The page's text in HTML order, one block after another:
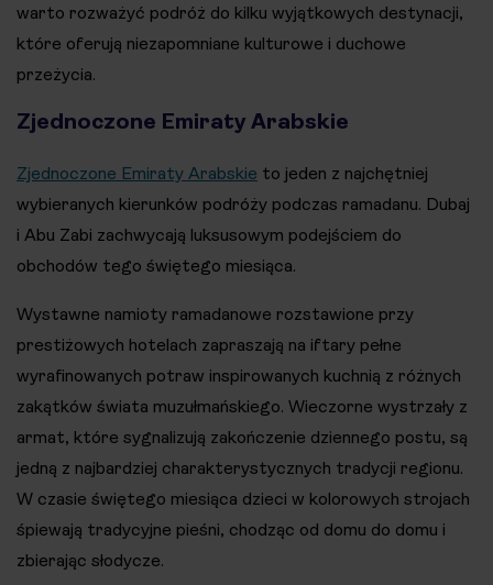
warto rozważyć podróż do kilku wyjątkowych destynacji,
które oferują niezapomniane kulturowe i duchowe
przeżycia.
Zjednoczone Emiraty Arabskie
Zjednoczone Emiraty Arabskie to jeden z najchętniej
wybieranych kierunków podróży podczas ramadanu. Dubaj
i Abu Zabi zachwycają luksusowym podejściem do
obchodów tego świętego miesiąca.
Wystawne namioty ramadanowe rozstawione przy
prestiżowych hotelach zapraszają na iftary pełne
wyrafinowanych potraw inspirowanych kuchnią z różnych
zakątków świata muzułmańskiego. Wieczorne wystrzały z
armat, które sygnalizują zakończenie dziennego postu, są
jedną z najbardziej charakterystycznych tradycji regionu.
W czasie świętego miesiąca dzieci w kolorowych strojach
śpiewają tradycyjne pieśni, chodząc od domu do domu i
zbierając słodycze.